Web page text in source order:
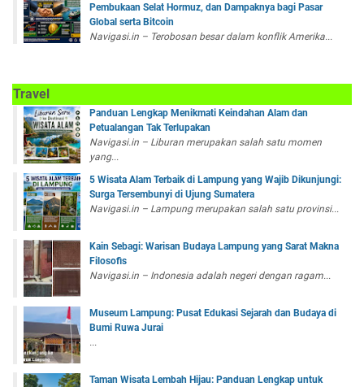
Pembukaan Selat Hormuz, dan Dampaknya bagi Pasar
Global serta Bitcoin
Navigasi.in – Terobosan besar dalam konflik Amerika...
Travel
Panduan Lengkap Menikmati Keindahan Alam dan
Petualangan Tak Terlupakan
Navigasi.in – Liburan merupakan salah satu momen
yang...
5 Wisata Alam Terbaik di Lampung yang Wajib Dikunjungi:
Surga Tersembunyi di Ujung Sumatera
Navigasi.in – Lampung merupakan salah satu provinsi...
Kain Sebagi: Warisan Budaya Lampung yang Sarat Makna
Filosofis
Navigasi.in – Indonesia adalah negeri dengan ragam...
Museum Lampung: Pusat Edukasi Sejarah dan Budaya di
Bumi Ruwa Jurai
...
Taman Wisata Lembah Hijau: Panduan Lengkap untuk